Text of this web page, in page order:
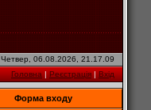
Четвер, 06.08.2026, 21.17.09
Головна|Реєстрація|Вхід
Форма входу